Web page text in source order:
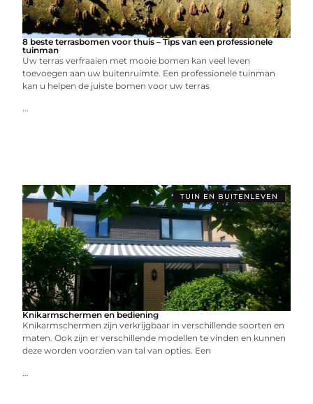
8 beste terrasbomen voor thuis – Tips van een professionele
tuinman
Uw terras verfraaien met mooie bomen kan veel leven
toevoegen aan uw buitenruimte. Een professionele tuinman
kan u helpen de juiste bomen voor uw terras
...
TUIN EN BUITENLEVEN
Knikarmschermen en bediening
Knikarmschermen zijn verkrijgbaar in verschillende soorten en
maten. Ook zijn er verschillende modellen te vinden en kunnen
deze worden voorzien van tal van opties. Een
...